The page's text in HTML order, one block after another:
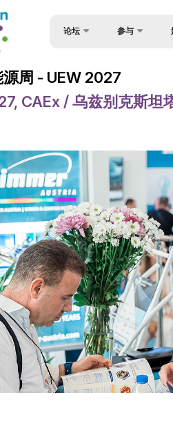
论坛
欢迎信
官方支持
赞助商
场地
小册子
媒体支持
论坛成果
参与
扬声器
签证支持
信
注
周 - UEW 2027
CAEx / 乌兹别克斯坦